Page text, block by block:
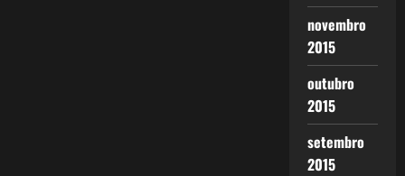
novembro
2015
outubro
2015
setembro
2015